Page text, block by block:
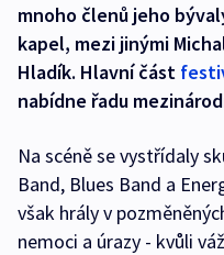
mnoho členů jeho
kapel, mezi jinými
Hladík. Hlavní část
nabídne řadu
Na scéně se vystřídaly
Band, Blues Band a
však hrály v
nemoci a úrazy - kvůli